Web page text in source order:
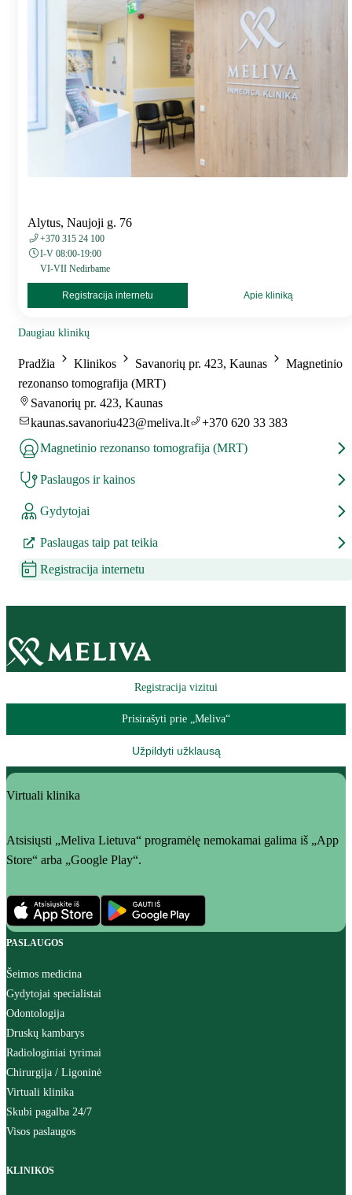
Alytus, Naujoji g. 76
+370 315 24 100
I-V 08:00-19:00
VI-VII Nedirbame
Registracija internetu Apie kliniką
Daugiau klinikų
Pradžia Klinikos Savanorių pr. 423, Kaunas
Magnetinio
rezonanso tomografija (MRT)
Savanorių pr. 423, Kaunas
kaunas.savanoriu423@meliva.lt
+370 620 33 383
Magnetinio rezonanso tomografija (MRT)
Paslaugos ir kainos
Gydytojai
Paslaugas taip pat teikia
Registracija internetu
Registracija vizitui
Prisirašyti prie „Meliva“
Užpildyti užklausą
Virtuali klinika
Atsisiųsti „Meliva Lietuva“ programėlę nemokamai galima iš „App
Store“ arba „Google Play“.
PASLAUGOS
Šeimos medicina
Gydytojai specialistai
Odontologija
Druskų kambarys
Radiologiniai tyrimai
Chirurgija / Ligoninė
Virtuali klinika
Skubi pagalba 24/7
Visos paslaugos
KLINIKOS